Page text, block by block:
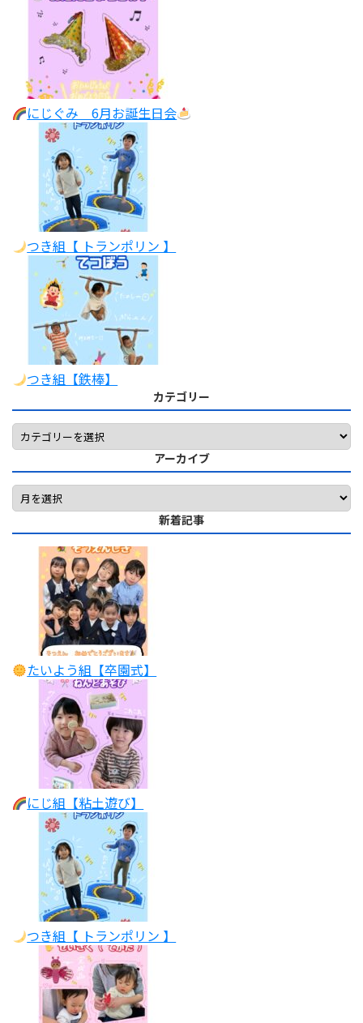
にじぐみ 6月お誕生日会
つき組【 トランポリン 】
つき組【鉄棒】
カテゴリー
アーカイブ
新着記事
たいよう組【卒園式】
にじ組【粘土遊び】
つき組【 トランポリン 】